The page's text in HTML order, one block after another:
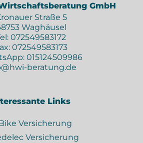
GmbH
Straße 5
Waghäusel
072549583172
072549583173
015124509986
beratung.de
Links
Versicherung
Versicherung